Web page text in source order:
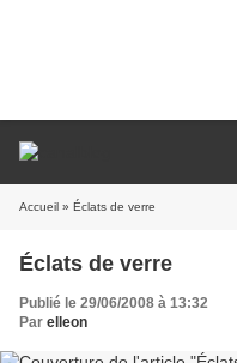
Accueil » Éclats de verre
Éclats de verre
Publié le 29/06/2008 à 13:32
Par elleon